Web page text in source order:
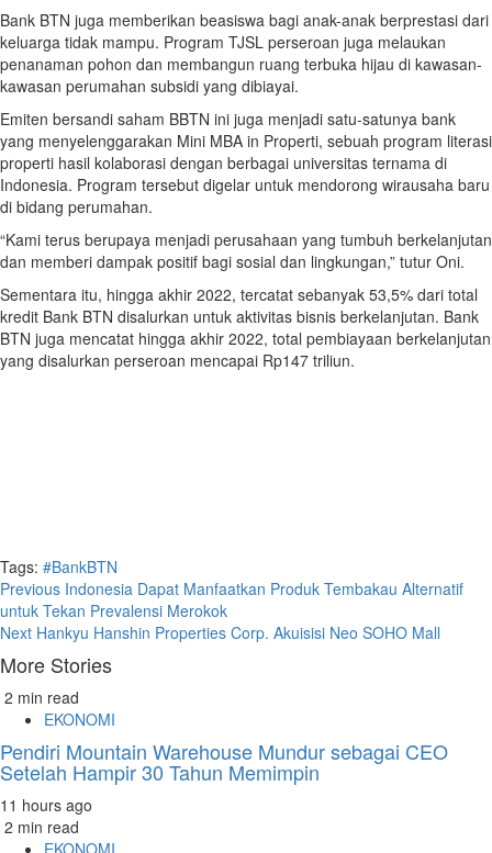
Bank BTN juga memberikan beasiswa bagi anak-anak berprestasi dari
keluarga tidak mampu. Program TJSL perseroan juga melaukan
penanaman pohon dan membangun ruang terbuka hijau di kawasan-
kawasan perumahan subsidi yang dibiayai.
Emiten bersandi saham BBTN ini juga menjadi satu-satunya bank
yang menyelenggarakan Mini MBA in Properti, sebuah program literasi
properti hasil kolaborasi dengan berbagai universitas ternama di
Indonesia. Program tersebut digelar untuk mendorong wirausaha baru
di bidang perumahan.
“Kami terus berupaya menjadi perusahaan yang tumbuh berkelanjutan
dan memberi dampak positif bagi sosial dan lingkungan,” tutur Oni.
Sementara itu, hingga akhir 2022, tercatat sebanyak 53,5% dari total
kredit Bank BTN disalurkan untuk aktivitas bisnis berkelanjutan. Bank
BTN juga mencatat hingga akhir 2022, total pembiayaan berkelanjutan
yang disalurkan perseroan mencapai Rp147 triliun.
Tags: #BankBTN
Continue
Reading
Previous Indonesia Dapat Manfaatkan Produk Tembakau Alternatif
untuk Tekan Prevalensi Merokok
Next Hankyu Hanshin Properties Corp. Akuisisi Neo SOHO Mall
More Stories
2 min read
EKONOMI
Pendiri Mountain Warehouse Mundur sebagai CEO
Setelah Hampir 30 Tahun Memimpin
11 hours ago
2 min read